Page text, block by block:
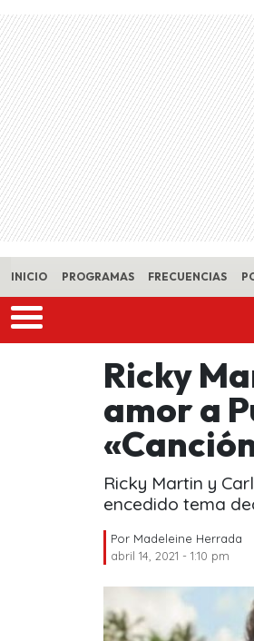
Skip to main content
INICIO PROGRAMAS FRECUENCIAS
Ricky
amor a
Ricky Martin y
encedido tema
Por Madeleine Herrada
abril 14, 2021 - 1:10 pm